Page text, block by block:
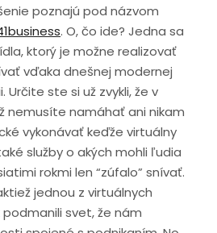
poznajú pod názvom
. O, čo ide? Jedna sa
ktorý je možne realizovať
vďaka dnešnej modernej
Určite ste si už zvykli, že v
nemusíte namáhať ani nikam
vykonávať keďže virtuálny
služby o akých mohli ľudia
rokmi len “zúfalo” snívať.
jednou z virtuálnych
svet, že nám